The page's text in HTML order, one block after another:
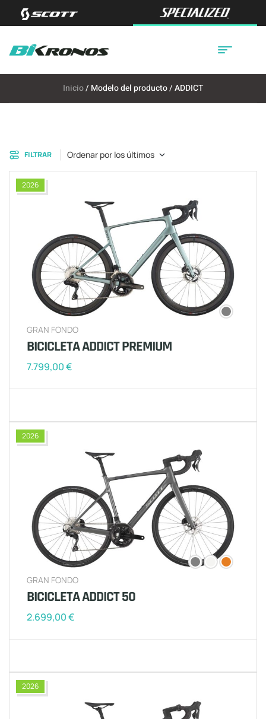
Inicio/ Modelo del producto / ADDICT
FILTRAR Ordenar por los últimos
2026
GRAN FONDO
BICICLETA ADDICT PREMIUM
7.799,00€
2026
GRAN FONDO
BICICLETA ADDICT 50
2.699,00€
2026